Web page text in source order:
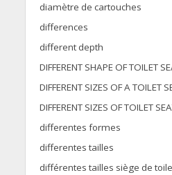
diamètre de cartouches
differences
different depth
DIFFERENT SHAPE OF TOILET
DIFFERENT SIZES OF A TOILET
DIFFERENT SIZES OF TOILET
differentes formes
differentes tailles
différentes tailles siège de